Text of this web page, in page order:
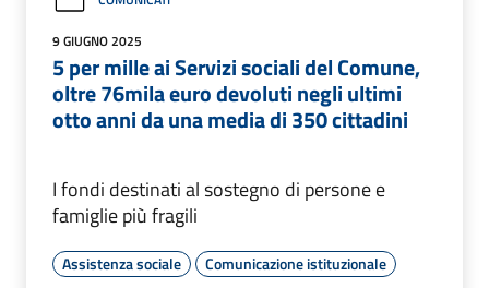
9 GIUGNO 2025
5 per mille ai Servizi sociali del Comune,
oltre 76mila euro devoluti negli ultimi
otto anni da una media di 350 cittadini
I fondi destinati al sostegno di persone e
famiglie più fragili
Assistenza sociale
Comunicazione istituzionale